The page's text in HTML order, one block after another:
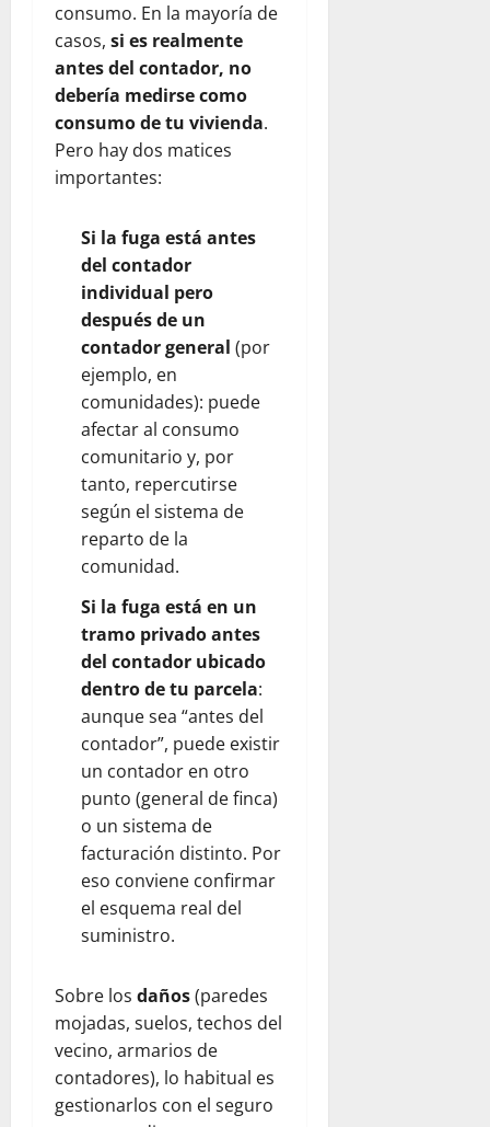
consumo. En la mayoría de
casos, si es realmente
antes del contador, no
debería medirse como
consumo de tu vivienda.
Pero hay dos matices
importantes:
Si la fuga está antes
del contador
individual pero
después de un
contador general (por
ejemplo, en
comunidades): puede
afectar al consumo
comunitario y, por
tanto, repercutirse
según el sistema de
reparto de la
comunidad.
Si la fuga está en un
tramo privado antes
del contador ubicado
dentro de tu parcela:
aunque sea “antes del
contador”, puede existir
un contador en otro
punto (general de finca)
o un sistema de
facturación distinto. Por
eso conviene confirmar
el esquema real del
suministro.
Sobre los daños(paredes
mojadas, suelos, techos del
vecino, armarios de
contadores), lo habitual es
gestionarlos con el seguro